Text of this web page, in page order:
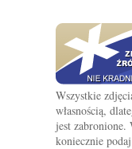
Wszystkie
własnością,
jest zabronione.
koniecznie